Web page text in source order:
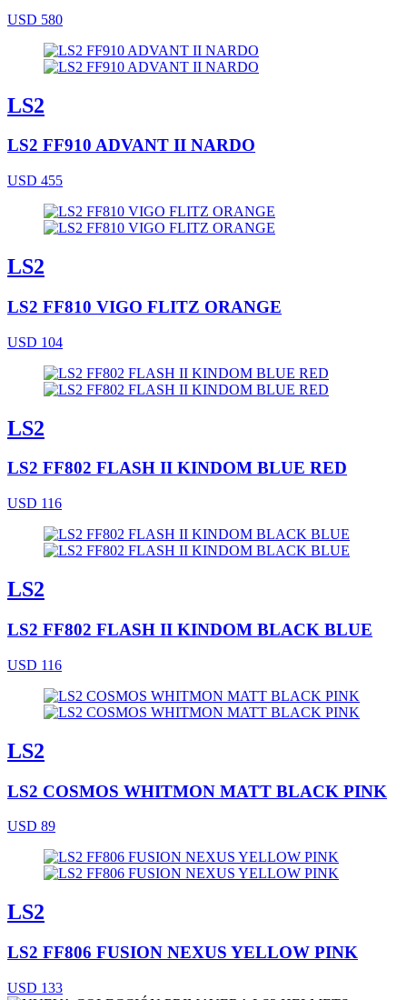
USD 580
LS2
LS2 FF910 ADVANT II NARDO
USD 455
LS2
LS2 FF810 VIGO FLITZ ORANGE
USD 104
LS2
LS2 FF802 FLASH II KINDOM BLUE RED
USD 116
LS2
LS2 FF802 FLASH II KINDOM BLACK BLUE
USD 116
LS2
LS2 COSMOS WHITMON MATT BLACK PINK
USD 89
LS2
LS2 FF806 FUSION NEXUS YELLOW PINK
USD 133